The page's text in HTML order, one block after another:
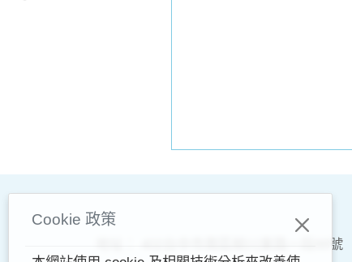
Cookie 政策
402台中市南區柳川東路一段88號